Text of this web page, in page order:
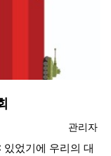
등록자
관리자
었기에 우리의 대